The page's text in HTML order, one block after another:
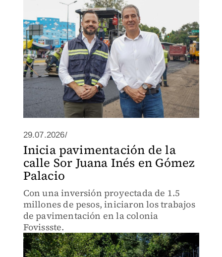
29.07.2026/
Inicia pavimentación de la
calle Sor Juana Inés en Gómez
Palacio
Con una inversión proyectada de 1.5
millones de pesos, iniciaron los trabajos
de pavimentación en la colonia
Fovissste.